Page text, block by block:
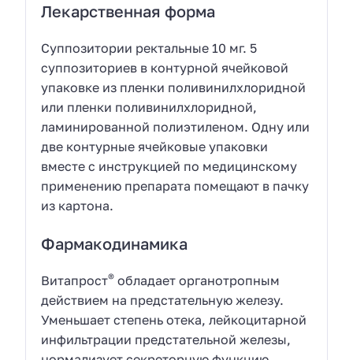
Лекарственная форма
Суппозитории ректальные 10 мг. 5
суппозиториев в контурной ячейковой
упаковке из пленки поливинилхлоридной
или пленки поливинилхлоридной,
ламинированной полиэтиленом. Одну или
две контурные ячейковые упаковки
вместе с инструкцией по медицинскому
применению препарата помещают в пачку
из картона.
Фармакодинамика
Витапрост® обладает органотропным
действием на предстательную железу.
Уменьшает степень отека, лейкоцитарной
инфильтрации предстательной железы,